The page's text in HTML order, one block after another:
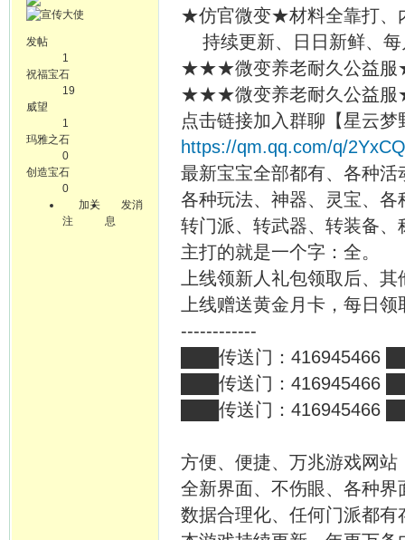
发帖
1
祝福宝石
19
威望
1
玛雅之石
0
创造宝石
0
加关
注
发消
息
★仿官微变★材料全靠打
持续更新、日日新鲜、每
★★★微变养老耐久公益服
★★★微变养老耐久公益服
点击链接加入群聊【星云
https://qm.qq.com/q/
最新宝宝全部都有、各种活
各种玩法、神器、灵宝、各
转门派、转武器、转装备、
主打的就是一个字：全。
上线领新人礼包领取后、
上线赠送黄金月卡，每日
------------
███传送门：416945466
███传送门：416945466
███传送门：416945466
方便、便捷、万兆游戏网站
全新界面、不伤眼、各种
数据合理化、任何门派都